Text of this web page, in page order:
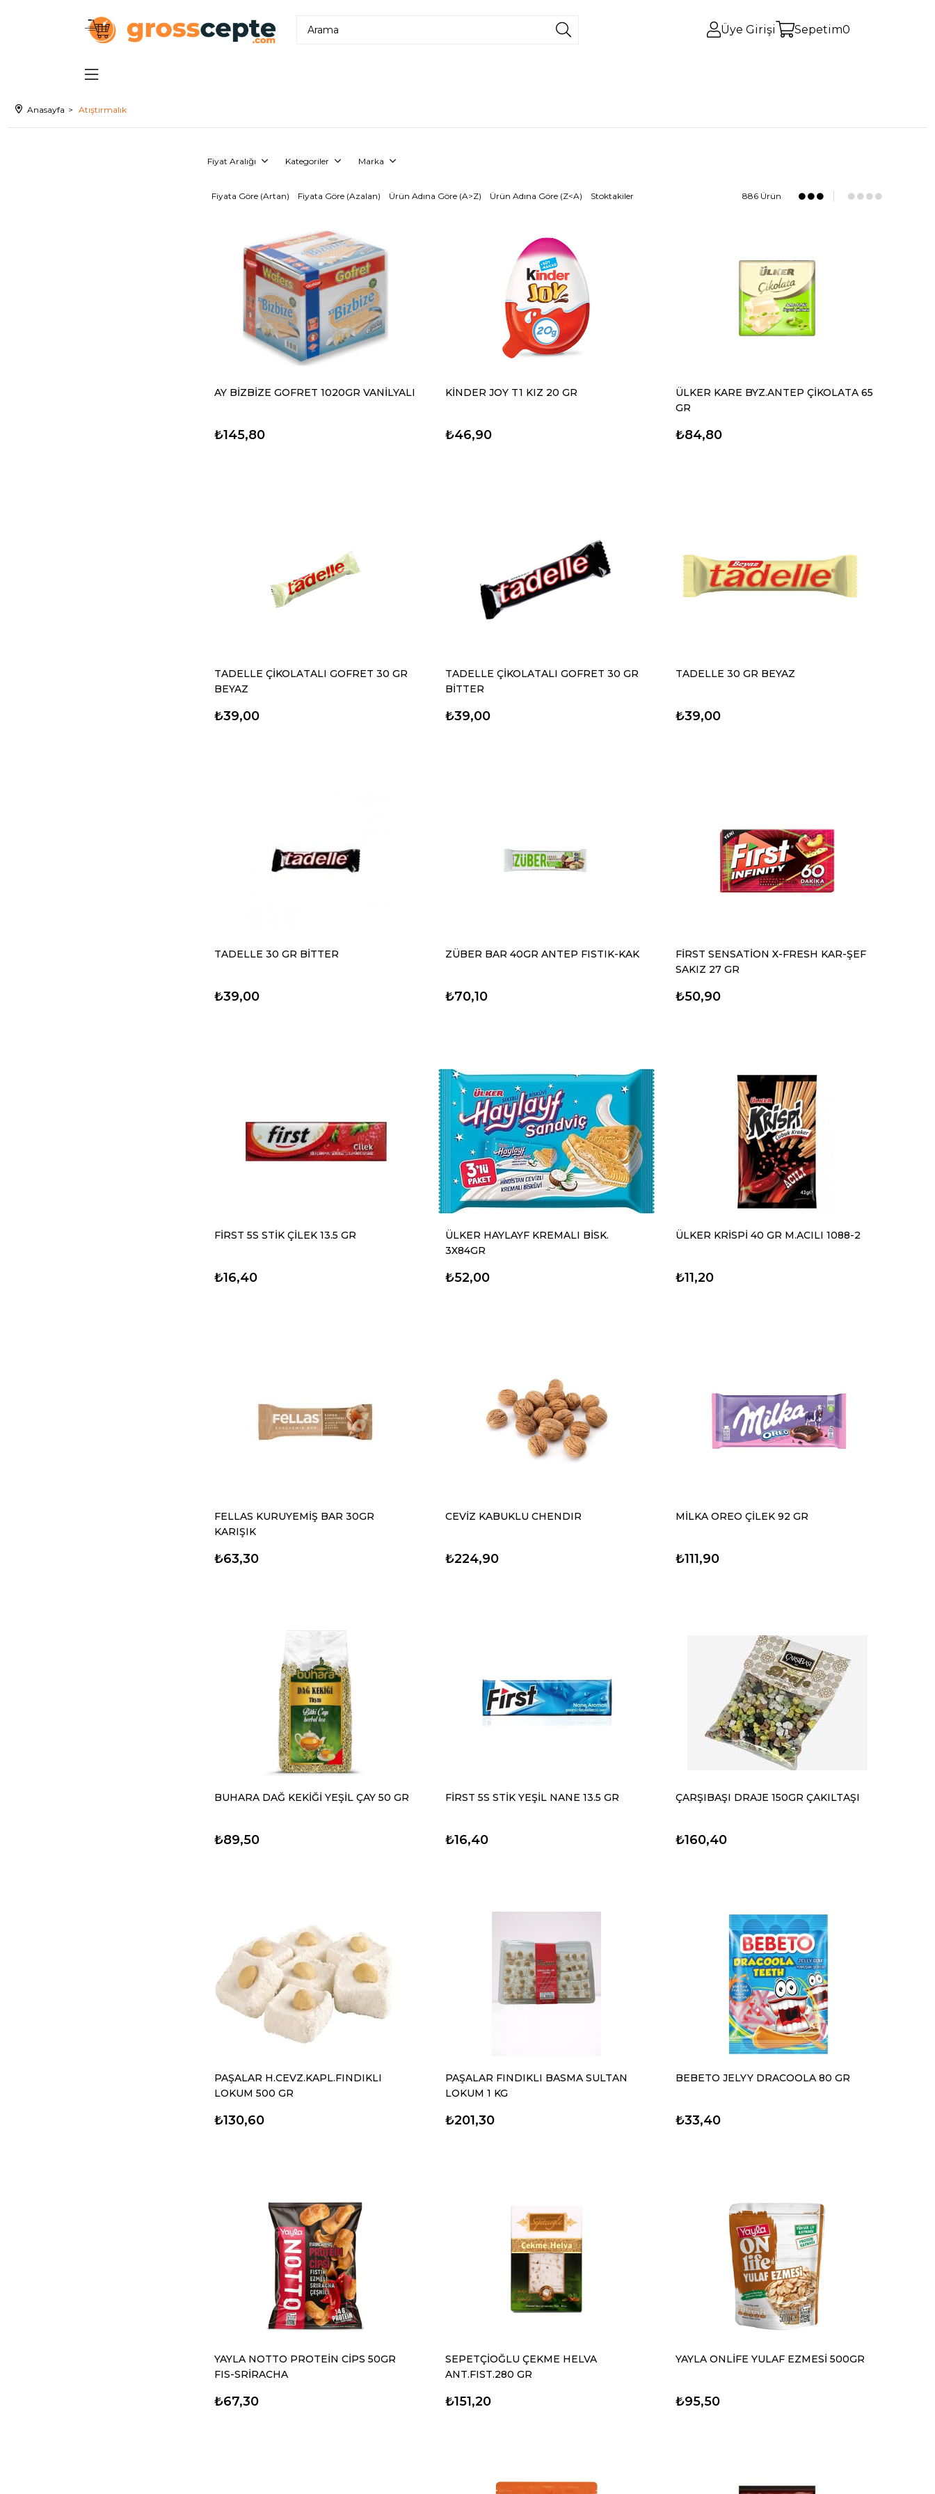
Üye Girişi Sepetim0
Anasayfa Atıştırmalık
Fiyat Aralığı Kategoriler Marka
Fiyata Göre (Artan) Fiyata Göre (Azalan) Ürün Adına Göre (A>Z) Ürün Adına Göre (Z<A) Stoktakiler 886 Ürün
AY BİZBİZE GOFRET 1020GR VANİLYALI
₺145,80
KİNDER JOY T1 KIZ 20 GR
₺46,90
ÜLKER KARE BYZ.ANTEP ÇİKOLATA 65
GR
₺84,80
TADELLE ÇİKOLATALI GOFRET 30 GR
BEYAZ
₺39,00
TADELLE ÇİKOLATALI GOFRET 30 GR
BİTTER
₺39,00
TADELLE 30 GR BEYAZ
₺39,00
TADELLE 30 GR BİTTER
₺39,00
ZÜBER BAR 40GR ANTEP FISTIK-KAK
₺70,10
FİRST SENSATİON X-FRESH KAR-ŞEF
SAKIZ 27 GR
₺50,90
FİRST 5S STİK ÇİLEK 13.5 GR
₺16,40
ÜLKER HAYLAYF KREMALI BİSK.
3X84GR
₺52,00
ÜLKER KRİSPİ 40 GR M.ACILI 1088-2
₺11,20
FELLAS KURUYEMİŞ BAR 30GR
KARIŞIK
₺63,30
CEVİZ KABUKLU CHENDIR
₺224,90
MİLKA OREO ÇİLEK 92 GR
₺111,90
BUHARA DAĞ KEKİĞİ YEŞİL ÇAY 50 GR
₺89,50
FİRST 5S STİK YEŞİL NANE 13.5 GR
₺16,40
ÇARŞIBAŞI DRAJE 150GR ÇAKILTAŞI
₺160,40
PAŞALAR H.CEVZ.KAPL.FINDIKLI
LOKUM 500 GR
₺130,60
PAŞALAR FINDIKLI BASMA SULTAN
LOKUM 1 KG
₺201,30
BEBETO JELYY DRACOOLA 80 GR
₺33,40
YAYLA NOTTO PROTEİN CİPS 50GR
FIS-SRİRACHA
₺67,30
SEPETÇİOĞLU ÇEKME HELVA
ANT.FIST.280 GR
₺151,20
YAYLA ONLİFE YULAF EZMESİ 500GR
₺95,50